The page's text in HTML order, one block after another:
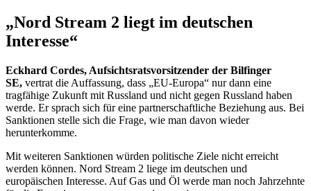
„Nord Stream 2 liegt im deutschen
Interesse“
Eckhard Cordes, Aufsichtsratsvorsitzender der Bilfinger
SE, vertrat die Auffassung, dass „EU-Europa“ nur dann eine
tragfähige Zukunft mit Russland und nicht gegen Russland haben
werde. Er sprach sich für eine partnerschaftliche Beziehung aus. Bei
Sanktionen stelle sich die Frage, wie man davon wieder
herunterkomme.
Mit weiteren Sanktionen würden politische Ziele nicht erreicht
werden können. Nord Stream 2 liege im deutschen und
europäischen Interesse. Auf Gas und Öl werde man noch Jahrzehnte